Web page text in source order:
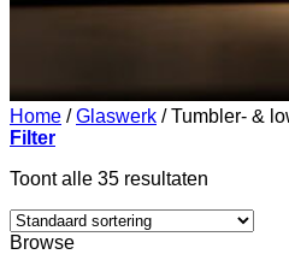
Home / Glaswerk /Tumbler- &
Filter
Toont alle 35 resultaten
Browse